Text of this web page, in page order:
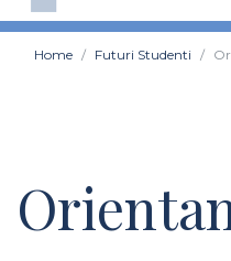
Home Futuri Studenti